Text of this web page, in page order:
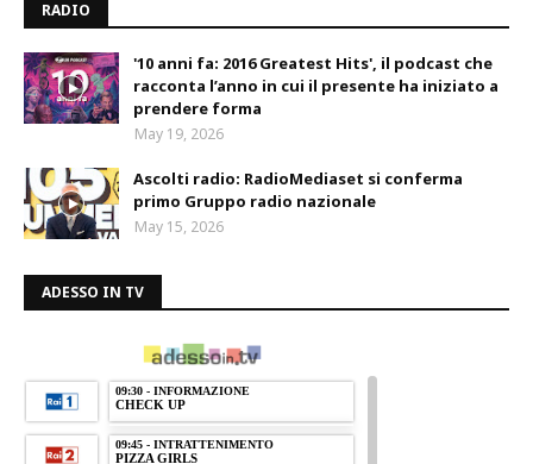
RADIO
'10 anni fa: 2016 Greatest Hits', il podcast che
racconta l’anno in cui il presente ha iniziato a
prendere forma
May 19, 2026
Ascolti radio: RadioMediaset si conferma
primo Gruppo radio nazionale
May 15, 2026
ADESSO IN TV